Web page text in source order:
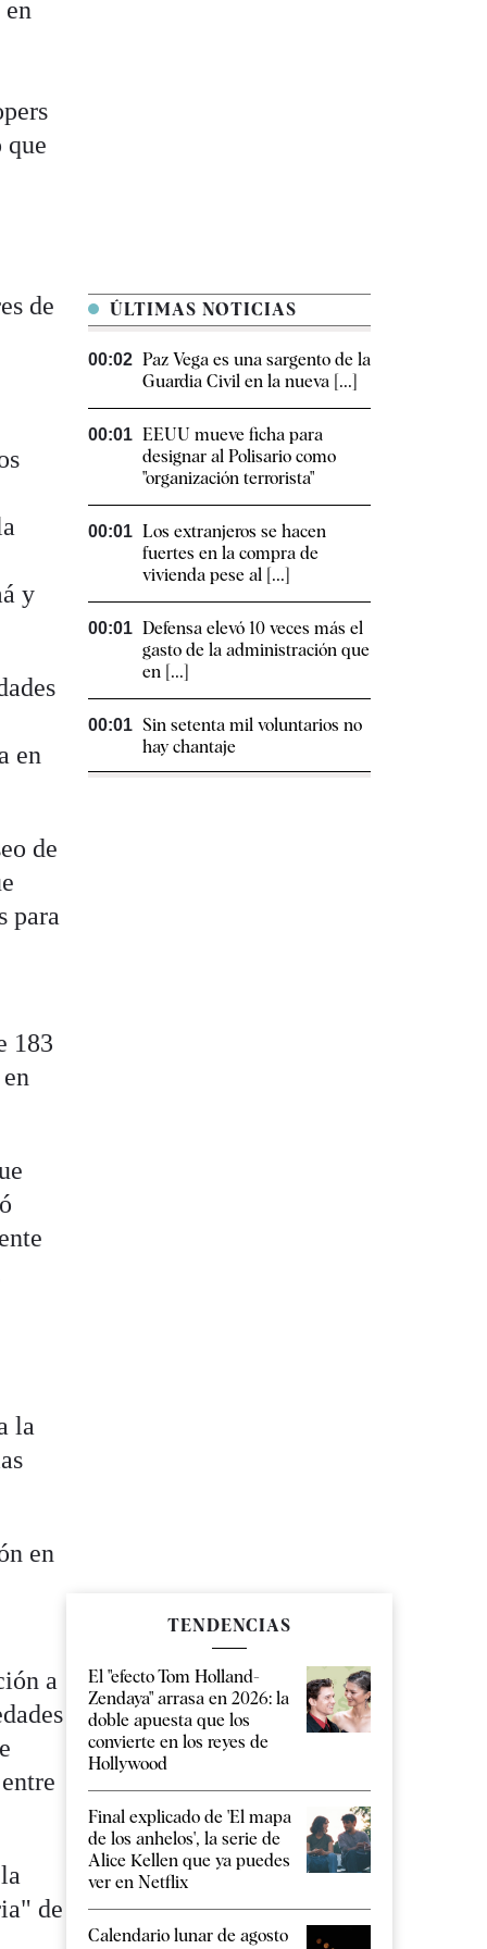
que
de
y
en
de
para
183
la
en
a
de
ÚLTIMAS NOTICIAS
00:02 Paz Vega es una sargento de la
Guardia Civil en la nueva [...]
00:01 EEUU mueve ficha para
designar al Polisario como
"organización terrorista"
00:01 Los extranjeros se hacen
fuertes en la compra de
vivienda pese al [...]
00:01 Defensa elevó 10 veces más el
gasto de la administración que
en [...]
00:01 Sin setenta mil voluntarios no
hay chantaje
TENDENCIAS
El "efecto Tom Holland-
Zendaya" arrasa en 2026: la
doble apuesta que los
convierte en los reyes de
Hollywood
Final explicado de 'El mapa
de los anhelos', la serie de
Alice Kellen que ya puedes
ver en Netflix
Calendario lunar de agosto